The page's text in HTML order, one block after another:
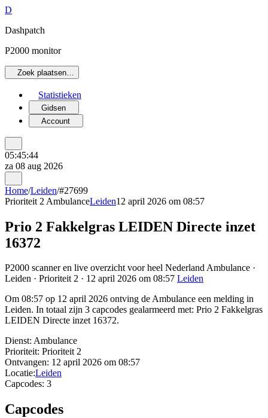
D
Dashpatch
P2000 monitor
Zoek plaatsen…
Statistieken
Gidsen
Account
05:45:44
za 08 aug 2026
Home/Leiden/#27699
Prioriteit 2 AmbulanceLeiden12 april 2026 om 08:57
Prio 2 Fakkelgras LEIDEN Directe inzet
16372
P2000 scanner en live overzicht voor heel Nederland Ambulance ·
Leiden · Prioriteit 2 · 12 april 2026 om 08:57 Leiden
Om 08:57 op 12 april 2026 ontving de Ambulance een melding in
Leiden. In totaal zijn 3 capcodes gealarmeerd met: Prio 2 Fakkelgras
LEIDEN Directe inzet 16372.
Dienst: Ambulance
Prioriteit: Prioriteit 2
Ontvangen: 12 april 2026 om 08:57
Locatie:Leiden
Capcodes: 3
Capcodes